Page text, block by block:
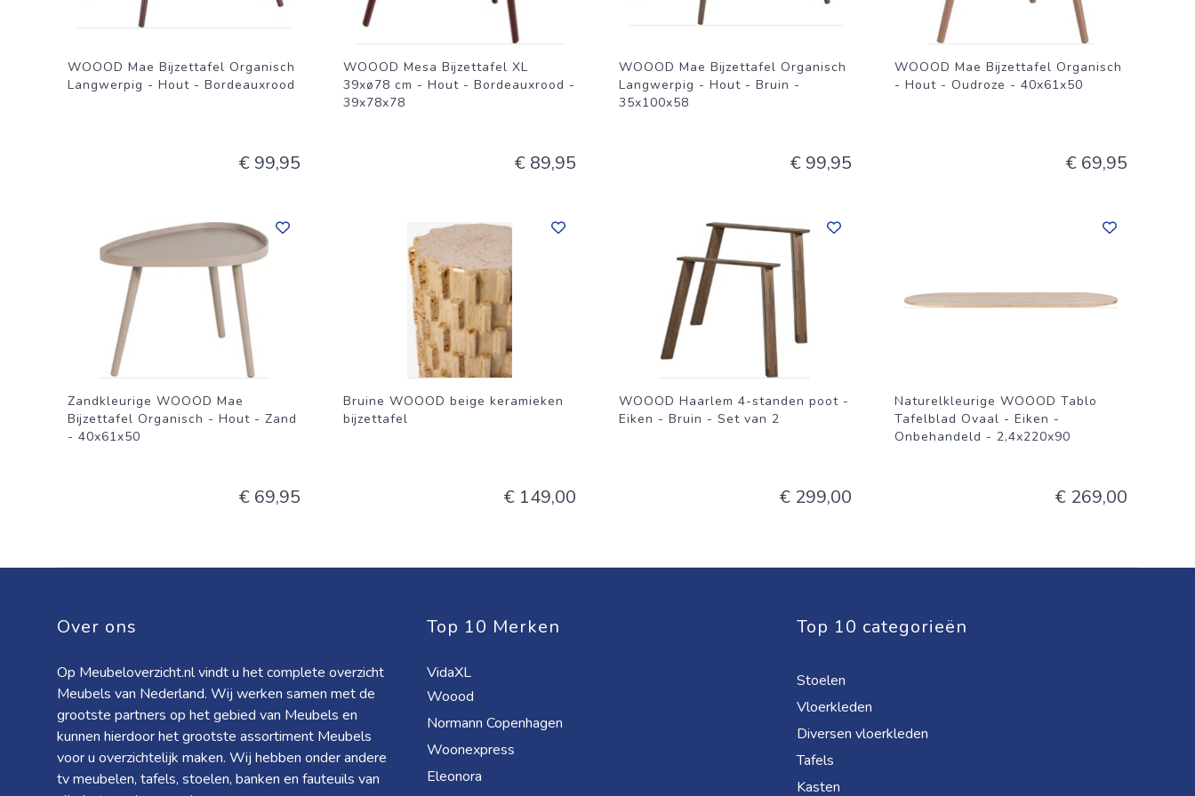
WOOOD Mae Bijzettafel Organisch
Langwerpig - Hout - Bordeauxrood
€ 99,95
WOOOD Mesa Bijzettafel XL
39xø78 cm - Hout - Bordeauxrood -
39x78x78
€ 89,95
WOOOD Mae Bijzettafel Organisch
Langwerpig - Hout - Bruin -
35x100x58
€ 99,95
WOOOD Mae Bijzettafel Organisch
- Hout - Oudroze - 40x61x50
€ 69,95
Zandkleurige WOOOD Mae
Bijzettafel Organisch - Hout - Zand
- 40x61x50
€ 69,95
Bruine WOOOD beige keramieken
bijzettafel
€ 149,00
WOOOD Haarlem 4-standen poot -
Eiken - Bruin - Set van 2
€ 299,00
Naturelkleurige WOOOD Tablo
Tafelblad Ovaal - Eiken -
Onbehandeld - 2,4x220x90
€ 269,00
Over ons
Op Meubeloverzicht.nl vindt u het complete overzicht
Meubels van Nederland. Wij werken samen met de
grootste partners op het gebied van Meubels en
kunnen hierdoor het grootste assortiment Meubels
voor u overzichtelijk maken. Wij hebben onder andere
tv meubelen, tafels, stoelen, banken en fauteuils van
Top 10 Merken
VidaXL
Woood
Normann Copenhagen
Woonexpress
Eleonora
Top 10 categorieën
Stoelen
Vloerkleden
Diversen vloerkleden
Tafels
Kasten